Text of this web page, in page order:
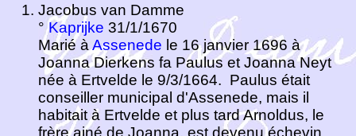
Jacobus van Damme
°Kaprijke 31/1/1670
Marié àAssenede le 16 janvier 1696 à
Joanna Dierkens fa Paulus et Joanna Neyt
née à Ertvelde le 9/3/1664. Paulus était
conseiller municipal d'Assenede, mais il
habitait à Ertvelde et plus tard Arnoldus, le
frère ainé de Joanna, est devenu échevin